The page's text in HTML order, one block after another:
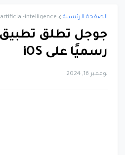
الصفحة الرئيسية artificial-intelligence
رسميًا على iOS
نوفمبر 16, 2024